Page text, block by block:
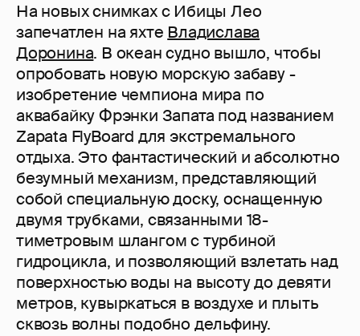
На новых снимках с Ибицы Лео
запечатлен на яхте Владислава
Доронина. В океан судно вышло, чтобы
опробовать новую морскую забаву -
изобретение чемпиона мира по
аквабайку Фрэнки Запата под названием
Zapata FlyBoard для экстремального
отдыха. Это фантастический и абсолютно
безумный механизм, представляющий
собой специальную доску, оснащенную
двумя трубками, связанными 18-
тиметровым шлангом с турбиной
гидроцикла, и позволяющий взлетать над
поверхностью воды на высоту до девяти
метров, кувыркаться в воздухе и плыть
сквозь волны подобно дельфину.